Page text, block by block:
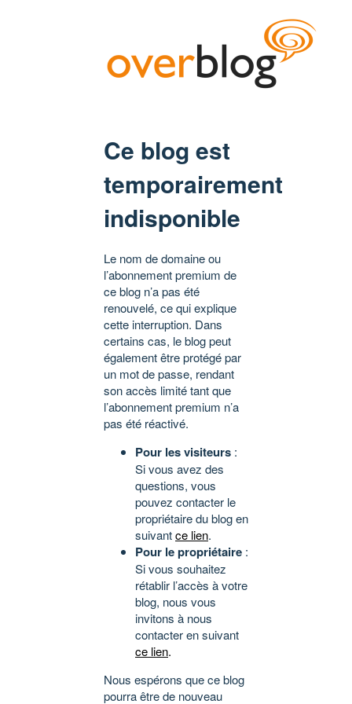
Ce blog est
temporairement
indisponible
Le nom de domaine ou
l’abonnement premium de
ce blog n’a pas été
renouvelé, ce qui explique
cette interruption. Dans
certains cas, le blog peut
également être protégé par
un mot de passe, rendant
son accès limité tant que
l’abonnement premium n’a
pas été réactivé.
Pour les visiteurs :
Si vous avez des
questions, vous
pouvez contacter le
propriétaire du blog en
suivantce lien.
Pour le propriétaire :
Si vous souhaitez
rétablir l’accès à votre
blog, nous vous
invitons à nous
contacter en suivant
ce lien.
Nous espérons que ce blog
pourra être de nouveau